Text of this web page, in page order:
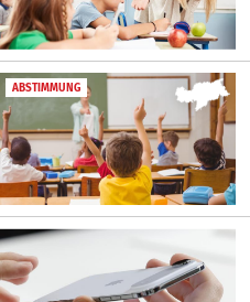
ABSTIMMUNG